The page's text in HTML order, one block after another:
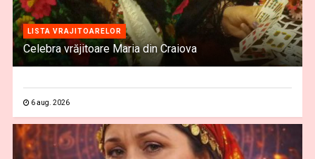
LISTA VRAJITOARELOR
Celebra vrăjitoare Maria din Craiova
6 aug. 2026